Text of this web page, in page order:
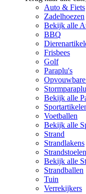
Auto & Fiets
Zadelhoezen
Bekijk alle
BBQ
Frisbees
Golf
Paraplu's
Bekijk alle
Voetballen
Bekijk alle
Strand
Strandlakens
Strandstoelen
Bekijk alle
Strandballen
Tuin
Verrekijkers